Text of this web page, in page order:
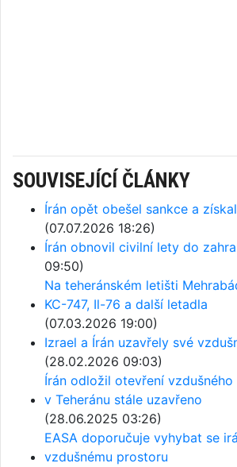
SOUVISEJÍCÍ ČLÁNKY
Írán opět obešel sankce a
(07.07.2026 18:26)
Írán obnovil civilní lety do
09:50)
Na teheránském letišti
KC-747, Il-76 a další letadla
(07.03.2026 19:00)
Izrael a Írán uzavřely své
(28.02.2026 09:03)
Írán odložil otevření
v Teheránu stále uzavřeno
(28.06.2025 03:26)
EASA doporučuje vyhybat se
vzdušnému prostoru